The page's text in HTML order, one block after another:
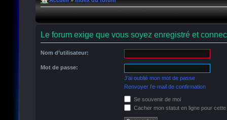
Le forum exige que vous soyez enregistré et
Nom d’utilisateur:
Mot de passe:
J’ai oublié mon mot de passe
Renvoyer l’e-mail de confirmation
Se souvenir de moi
Cacher mon statut en ligne pour